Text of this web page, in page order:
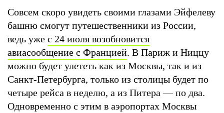
Совсем скоро увидеть своими глазами Эйфелеву
башню смогут путешественники из России,
ведь уже с 24 июля возобновится
авиасообщение с Францией. В Париж и Ниццу
можно будет улететь как из Москвы, так и из
Санкт-Петербурга, только из столицы будет по
четыре рейса в неделю, а из Питера — по два.
Одновременно с этим в аэропортах Москвы